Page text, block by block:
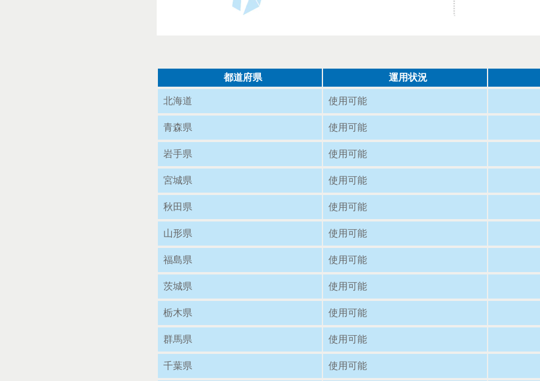
都道府県 運用状況
北海道 使用可能
青森県 使用可能
岩手県 使用可能
宮城県 使用可能
秋田県 使用可能
山形県 使用可能
福島県 使用可能
茨城県 使用可能
栃木県 使用可能
群馬県 使用可能
千葉県 使用可能